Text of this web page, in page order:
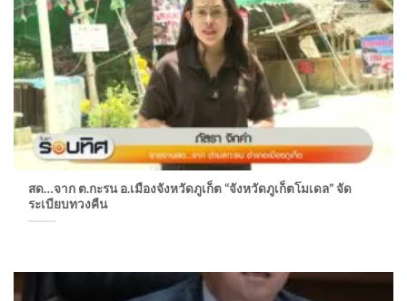
สด…จาก ต.กะรน อ.เมืองจังหวัดภูเก็ต “จังหวัดภูเก็ตโมเดล” จัด
ระเบียบทวงคืน